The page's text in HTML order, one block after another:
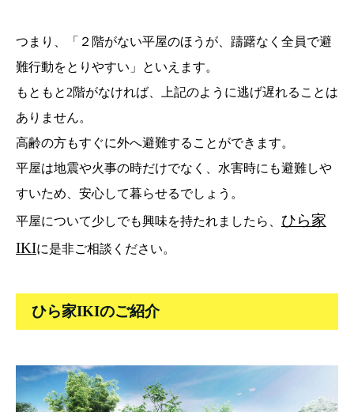
つまり、「２階がない平屋のほうが、躊躇なく全員で避
難行動をとりやすい」といえます。
もともと2階がなければ、上記のように逃げ遅れることは
ありません。
高齢の方もすぐに外へ避難することができます。
平屋は地震や火事の時だけでなく、水害時にも避難しや
すいため、安心して暮らせるでしょう。
平屋について少しでも興味を持たれましたら、 ひら家
IKIに是非ご相談ください。
ひら家IKIのご紹介